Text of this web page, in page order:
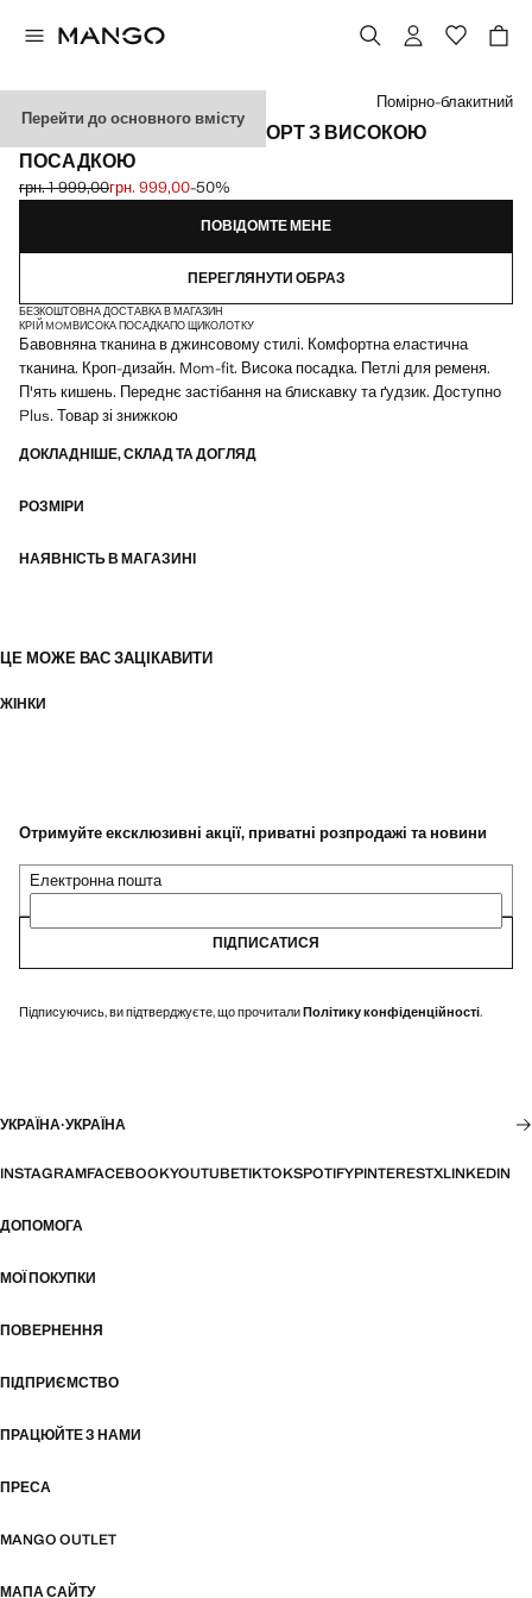
Перейти до основного вмісту
ДЖИНСИ NEWMOM КОМФОРТ З ВИСОКОЮ
ПОСАДКОЮ
Початкова ціна перекреслена [грн. 1 999,00 ]
грн. 1 999,00
Поточна ціна [грн. 999,00 ]
грн. 999,00-50%
Виберіть колір
Помірно-блакитний
ПОВІДОМТЕ МЕНЕ
ПЕРЕГЛЯНУТИ ОБРАЗ
БЕЗКОШТОВНА ДОСТАВКА В МАГАЗИН
КРІЙ MOMВИСОКА ПОСАДКАПО ЩИКОЛОТКУ
Бавовняна тканина в джинсовому стилі. Комфортна еластична
тканина. Кроп-дизайн. Mom-fit. Висока посадка. Петлі для ременя.
П'ять кишень. Переднє застібання на блискавку та ґудзик. Доступно
Plus. Товар зі знижкою
ДОКЛАДНІШЕ, СКЛАД ТА ДОГЛЯД
РОЗМІРИ
НАЯВНІСТЬ В МАГАЗИНІ
ЦЕ МОЖЕ ВАС ЗАЦІКАВИТИ
ЖІНКИ
Отримуйте ексклюзивні акції, приватні розпродажі та новини
Електронна пошта
ПІДПИСАТИСЯ
Підписуючись, ви підтверджуєте, що прочиталиПолітику конфіденційності.
УКРАЇНА·УКРАЇНА
INSTAGRAMFACEBOOKYOUTUBETIKTOKSPOTIFYPINTERESTXLINKEDIN
ДОПОМОГА
МОЇ ПОКУПКИ
ПОВЕРНЕННЯ
ПІДПРИЄМСТВО
ПРАЦЮЙТЕ З НАМИ
ПРЕСА
MANGO OUTLET
МАПА САЙТУ